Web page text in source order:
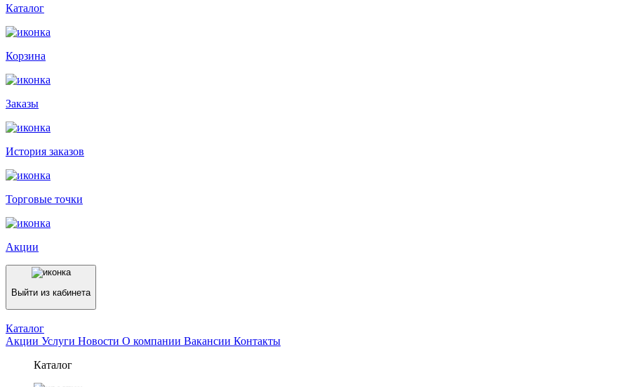
Каталог
Корзина
Заказы
История заказов
Торговые точки
Акции
Выйти из кабинета
Каталог
Акции Услуги Новости О компании Вакансии Контакты
Каталог